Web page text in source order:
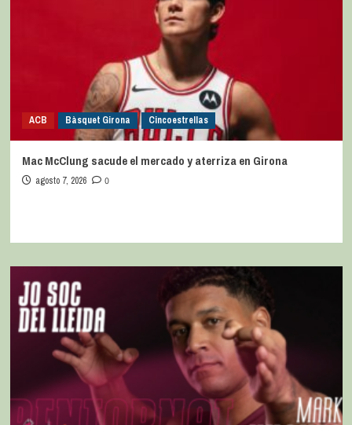
ACB Bàsquet Girona Cincoestrellas
Mac McClung sacude el mercado y aterriza en Girona
agosto 7, 2026 0